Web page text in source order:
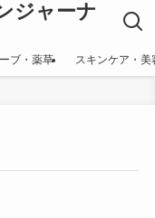
ジャーナ
ブ・薬草 スキンケア・美